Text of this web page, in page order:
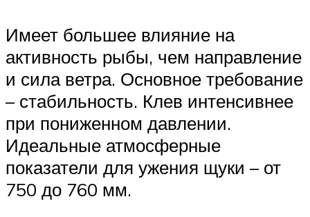
Имеет большее влияние на
активность рыбы, чем направление
и сила ветра. Основное требование
– стабильность. Клев интенсивнее
при пониженном давлении.
Идеальные атмосферные
показатели для ужения щуки – от
750 до 760 мм.